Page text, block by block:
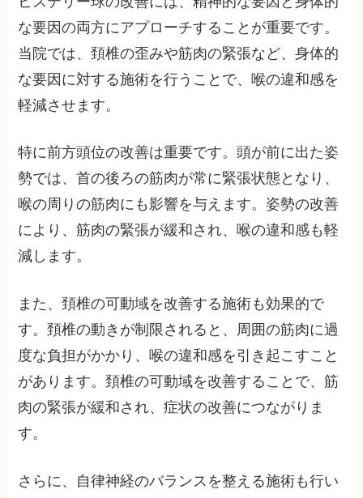
な要因の両方にアプローチすることが重要です。
当院では、頚椎の歪みや筋肉の緊張など、身体的
な要因に対する施術を行うことで、喉の違和感を
軽減させます。
特に前方頭位の改善は重要です。頭が前に出た姿
勢では、首の後ろの筋肉が常に緊張状態となり、
喉の周りの筋肉にも影響を与えます。姿勢の改善
により、筋肉の緊張が緩和され、喉の違和感も軽
減します。
また、頚椎の可動域を改善する施術も効果的で
す。頚椎の動きが制限されると、周囲の筋肉に過
度な負担がかかり、喉の違和感を引き起こすこと
があります。頚椎の可動域を改善することで、筋
肉の緊張が緩和され、症状の改善につながりま
す。
さらに、自律神経のバランスを整える施術も行い